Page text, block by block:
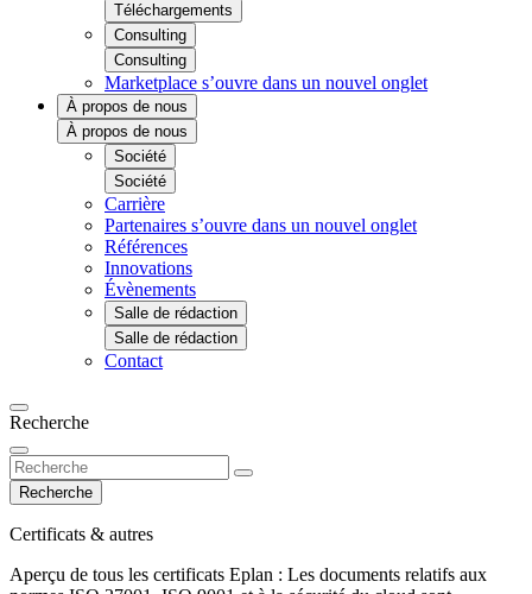
Téléchargements
Consulting
Consulting
Marketplace s’ouvre dans un nouvel onglet
À propos de nous
À propos de nous
Société
Société
Carrière
Partenaires s’ouvre dans un nouvel onglet
Références
Innovations
Évènements
Salle de rédaction
Salle de rédaction
Contact
Recherche
Recherche
Certificats & autres
Aperçu de tous les certificats Eplan : Les documents relatifs aux